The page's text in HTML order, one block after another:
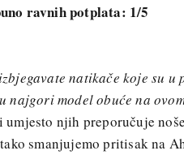
ravnih potplata: 1/5
natikače koje su
najgori model obuće na
umjesto njih preporučuje
smanjujemo pritisak na